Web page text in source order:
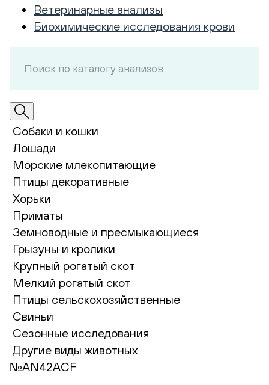
Ветеринарные анализы
Биохимические исследования крови
Собаки и кошки
Лошади
Морские млекопитающие
Птицы декоративные
Хорьки
Приматы
Земноводные и пресмыкающиеся
Грызуны и кролики
Крупный рогатый скот
Мелкий рогатый скот
Птицы сельскохозяйственные
Свиньи
Сезонные исследования
Другие виды животных
№AN42ACF